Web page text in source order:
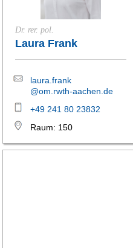
Dr. rer. pol.
Laura Frank
laura.frank
@om.rwth-aachen.de
+49 241 80 23832
Raum: 150